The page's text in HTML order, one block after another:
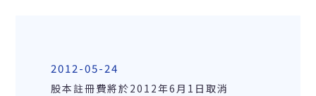
2012-05-24
股本註冊費將於2012年6月1日取消